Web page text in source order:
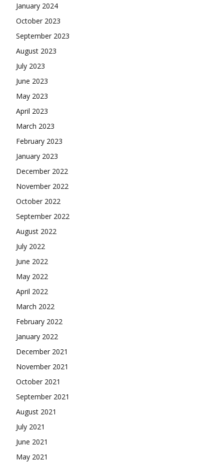
January 2024
October 2023
September 2023
August 2023
July 2023
June 2023
May 2023
April 2023
March 2023
February 2023
January 2023
December 2022
November 2022
October 2022
September 2022
August 2022
July 2022
June 2022
May 2022
April 2022
March 2022
February 2022
January 2022
December 2021
November 2021
October 2021
September 2021
August 2021
July 2021
June 2021
May 2021